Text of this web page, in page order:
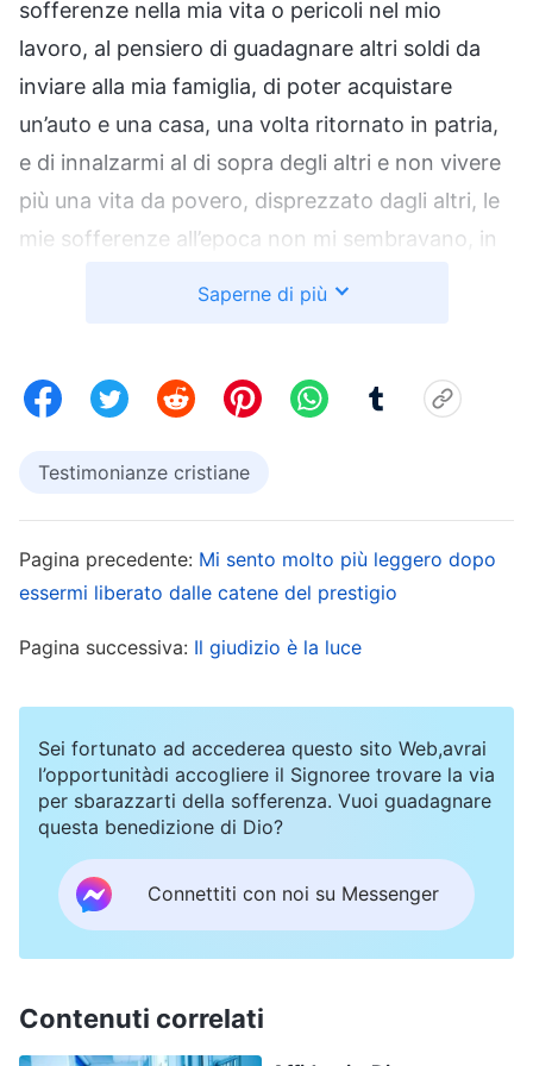
sofferenze nella mia vita o pericoli nel mio
lavoro, al pensiero di guadagnare altri soldi da
inviare alla mia famiglia, di poter acquistare
un’auto e una casa, una volta ritornato in patria,
e di innalzarmi al di sopra degli altri e non vivere
più una vita da povero, disprezzato dagli altri, le
mie sofferenze all’epoca non mi sembravano, in
in un batter d’occhio tre anni della mia vita, e la
seguiva la politica del rinnovamento dei
rinnovare il mio contratto e continuare a lavorare
rinnovato il contratto, mi sono imbattuto nel
Dio Onnipotente negli ultimi giorni. Quando mi ha
parlato della fede in Dio, non pensavo che fosse
interessante e ritenevo che fosse una credenza
come tante. Sentivo che il credere in Dio non
avrebbe potuto modificare il mio destino. Ben
presto ho parlato alla mia amica del mio modo di
può cambiare il mio destino? Io sono solo una
Saperne di più
Testimonianze cristiane
Pagina precedente: Mi sento molto più leggero dopo
essermi liberato dalle catene del prestigio
Pagina successiva: Il giudizio è la luce
Sei fortunato ad accederea questo sito Web,avrai
l’opportunitàdi accogliere il Signoree trovare la via
per sbarazzarti della sofferenza. Vuoi guadagnare
questa benedizione di Dio?
Connettiti con noi su Messenger
Contenuti correlati